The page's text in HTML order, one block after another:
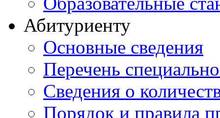
Абитуриенту
Основные сведения
Перечень
Cведения о
Порядок и правила